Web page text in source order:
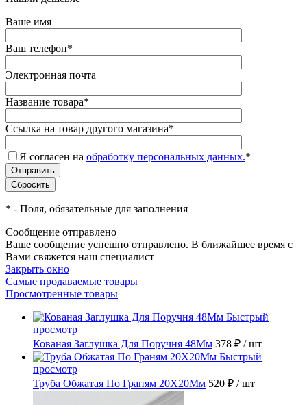
Ваше имя
Ваш телефон*
Электронная почта
Название товара*
Ссылка на товар другого магазина*
Я согласен на обработку персональных данных.*
* - Поля, обязательные для заполнения
Сообщение отправлено
Ваше сообщение успешно отправлено. В ближайшее время с
Вами свяжется наш специалист
Закрыть окно
Самые продаваемые товары
Просмотренные товары
Быстрый
просмотр
Кованая Заглушка Для Поручня 48Мм 378 ₽ / шт
Быстрый
просмотр
Труба Обжатая По Граням 20X20Мм 520 ₽ / шт